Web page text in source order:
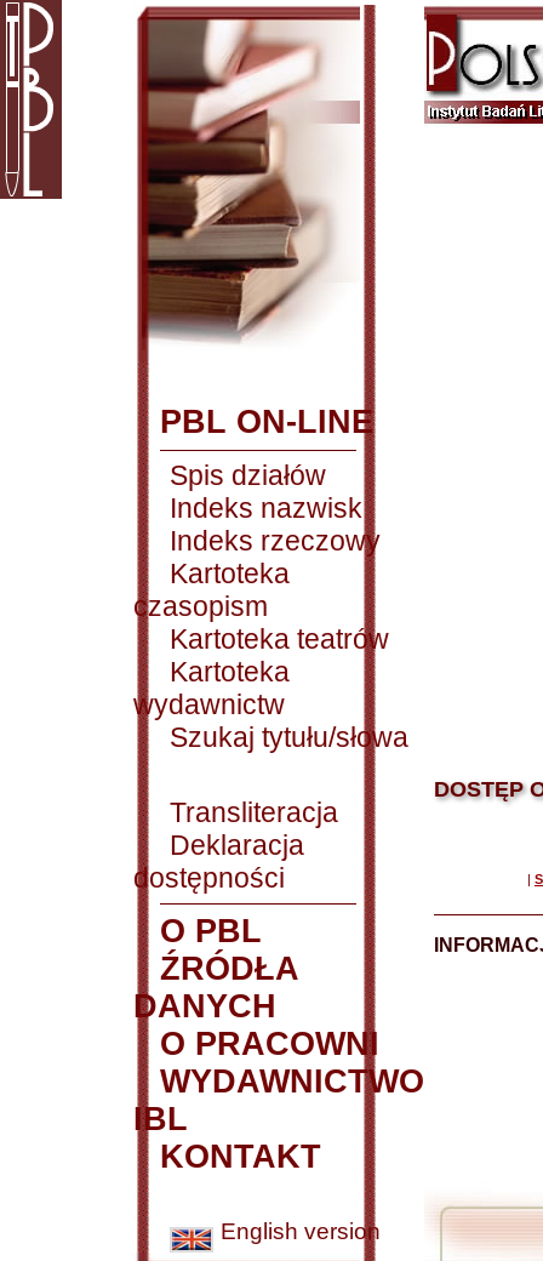
PBL ON-LINE
Spis działów
Indeks nazwisk
Indeks rzeczowy
Kartoteka
czasopism
Kartoteka teatrów
Kartoteka
wydawnictw
Szukaj tytułu/słowa
Transliteracja
Deklaracja
dostępności
O PBL
ŹRÓDŁA
DANYCH
O PRACOWNI
WYDAWNICTWO
IBL
KONTAKT
English version
DOSTĘP
|